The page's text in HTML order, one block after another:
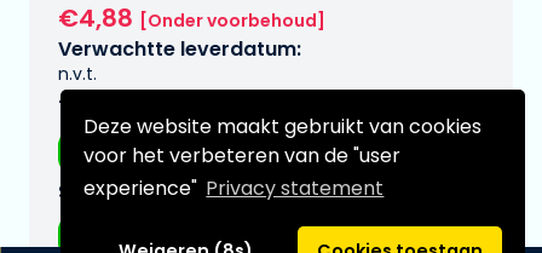
Deze website maakt gebruikt van cookies
voor het verbeteren van de "user
experience" Privacy statement
€4,88 [Onder voorbehoud]
Verwachtte leverdatum:
n.v.t.
Type:
TCG
Serie:
N.v.t./Other